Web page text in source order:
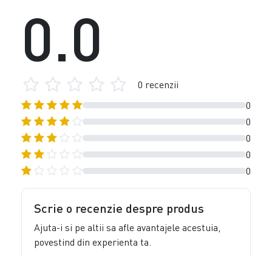
0
0
0
0
0
0.0
0 recenzii
Scrie o recenzie despre produs
Ajuta-i si pe altii sa afle avantajele acestuia,
povestind din experienta ta.